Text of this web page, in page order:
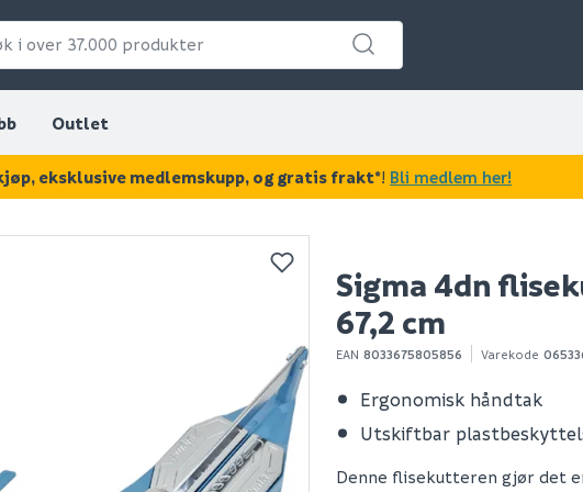
Outlet
DISSE VÆRE AV INTERESSE?
Sigma 4dn
67,2 cm
EAN 8033675805856 Varekode
Ergonomisk håndtak
Utskiftbar
Denne flisekutteren gjør det
eksklusive medlemskupp, og gratis frakt*! Bli medlem her!